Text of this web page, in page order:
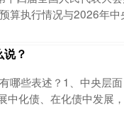
算执行情况与2026年中
体可行，建议批准预算
对做好今年预算执行和
序化解地方债务风险。
属建议今年政府
？
哪些表述？1、中央层
中化债、在化债中发展